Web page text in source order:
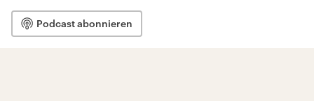
Podcast abonnieren